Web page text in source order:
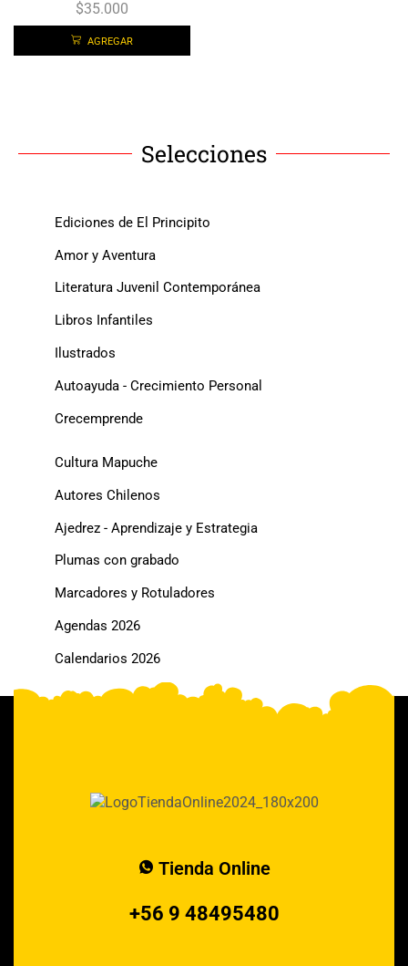
$35.000
AGREGAR
Selecciones
Ediciones de El Principito
Amor y Aventura
Literatura Juvenil Contemporánea
Libros Infantiles
Ilustrados
Autoayuda - Crecimiento Personal
Crecemprende
Cultura Mapuche
Autores Chilenos
Ajedrez - Aprendizaje y Estrategia
Plumas con grabado
Marcadores y Rotuladores
Agendas 2026
Calendarios 2026
Tienda Online
+56 9 48495480